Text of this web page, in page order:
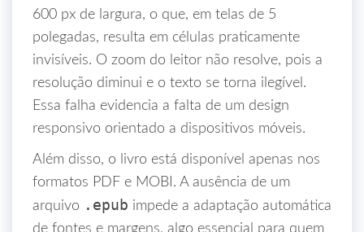
600 px de largura, o que, em telas de 5
polegadas, resulta em células praticamente
invisíveis. O zoom do leitor não resolve, pois a
resolução diminui e o texto se torna ilegível.
Essa falha evidencia a falta de um design
responsivo orientado a dispositivos móveis.
Além disso, o livro está disponível apenas nos
formatos PDF e MOBI. A ausência de um
arquivo .epub impede a adaptação automática
de fontes e margens, algo essencial para quem